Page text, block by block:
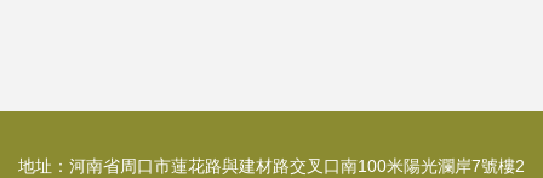
地址：河南省周口市蓮花路與建材路交叉口南100米陽光瀾岸7號樓2